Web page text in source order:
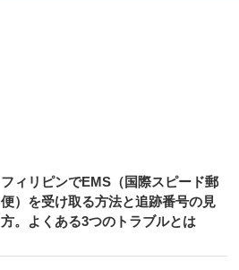
フィリピンでEMS（国際スピード郵
便）を受け取る方法と追跡番号の見
方。よくある3つのトラブルとは